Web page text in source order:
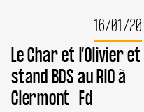
COLONISATION
CHEZ
LIDL
À
CLERMONT-
16/01/20
Le Char et l’Olivier et
stand BDS au RIO à
Clermont-Fd